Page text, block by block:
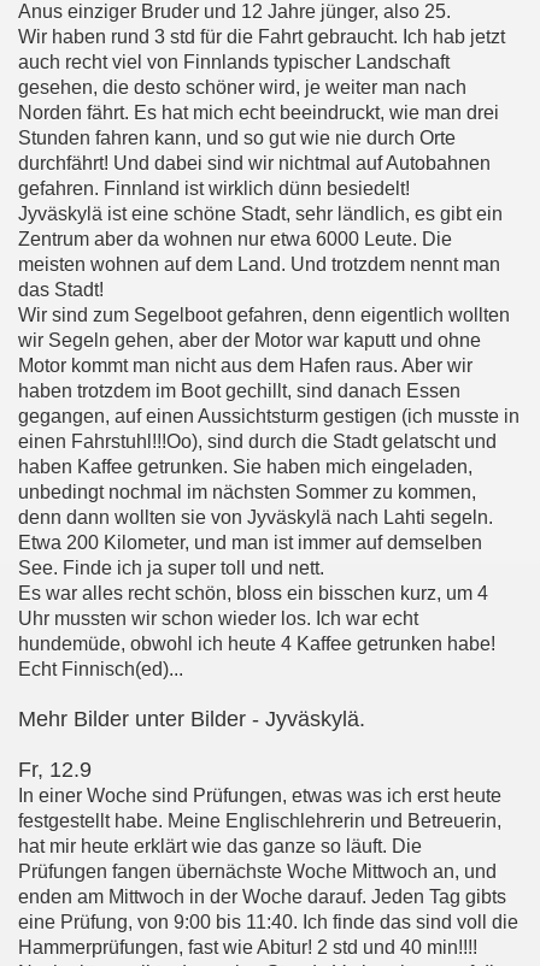
Anus einziger Bruder und 12 Jahre jünger, also 25.
Wir haben rund 3 std für die Fahrt gebraucht. Ich hab jetzt
auch recht viel von Finnlands typischer Landschaft
gesehen, die desto schöner wird, je weiter man nach
Norden fährt. Es hat mich echt beeindruckt, wie man drei
Stunden fahren kann, und so gut wie nie durch Orte
durchfährt! Und dabei sind wir nichtmal auf Autobahnen
gefahren. Finnland ist wirklich dünn besiedelt!
Jyväskylä ist eine schöne Stadt, sehr ländlich, es gibt ein
Zentrum aber da wohnen nur etwa 6000 Leute. Die
meisten wohnen auf dem Land. Und trotzdem nennt man
das Stadt!
Wir sind zum Segelboot gefahren, denn eigentlich wollten
wir Segeln gehen, aber der Motor war kaputt und ohne
Motor kommt man nicht aus dem Hafen raus. Aber wir
haben trotzdem im Boot gechillt, sind danach Essen
gegangen, auf einen Aussichtsturm gestigen (ich musste in
einen Fahrstuhl!!!Oo), sind durch die Stadt gelatscht und
haben Kaffee getrunken. Sie haben mich eingeladen,
unbedingt nochmal im nächsten Sommer zu kommen,
denn dann wollten sie von Jyväskylä nach Lahti segeln.
Etwa 200 Kilometer, und man ist immer auf demselben
See. Finde ich ja super toll und nett.
Es war alles recht schön, bloss ein bisschen kurz, um 4
Uhr mussten wir schon wieder los. Ich war echt
hundemüde, obwohl ich heute 4 Kaffee getrunken habe!
Echt Finnisch(ed)...
Mehr Bilder unter Bilder - Jyväskylä.
Fr, 12.9
In einer Woche sind Prüfungen, etwas was ich erst heute
festgestellt habe. Meine Englischlehrerin und Betreuerin,
hat mir heute erklärt wie das ganze so läuft. Die
Prüfungen fangen übernächste Woche Mittwoch an, und
enden am Mittwoch in der Woche darauf. Jeden Tag gibts
eine Prüfung, von 9:00 bis 11:40. Ich finde das sind voll die
Hammerprüfungen, fast wie Abitur! 2 std und 40 min!!!!